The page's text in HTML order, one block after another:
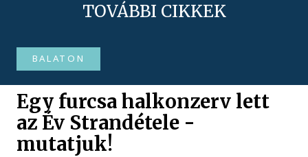
TOVÁBBI CIKKEK
BALATON
Egy furcsa halkonzerv lett
az Év Strandétele -
mutatjuk!